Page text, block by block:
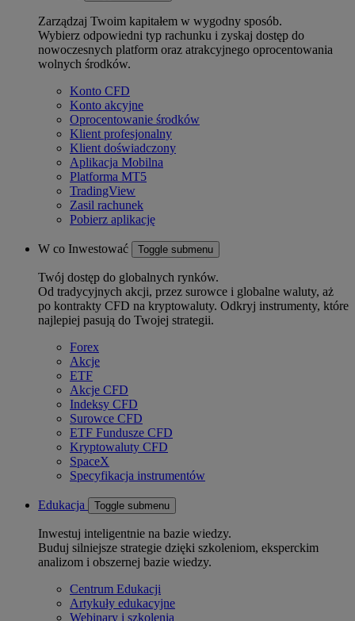
Zarządzaj Twoim kapitałem w wygodny sposób.
Wybierz odpowiedni typ rachunku i zyskaj dostęp do
nowoczesnych platform oraz atrakcyjnego oprocentowania
wolnych środków.
Konto CFD
Konto akcyjne
Oprocentowanie środków
Klient profesjonalny
Klient doświadczony
Aplikacja Mobilna
Platforma MT5
TradingView
Zasil rachunek
Pobierz aplikację
W co Inwestować Toggle submenu
Twój dostęp do globalnych rynków.
Od tradycyjnych akcji, przez surowce i globalne waluty, aż
po kontrakty CFD na kryptowaluty. Odkryj instrumenty, które
najlepiej pasują do Twojej strategii.
Forex
Akcje
ETF
Akcje CFD
Indeksy CFD
Surowce CFD
ETF Fundusze CFD
Kryptowaluty CFD
SpaceX
Specyfikacja instrumentów
Edukacja Toggle submenu
Inwestuj inteligentnie na bazie wiedzy.
Buduj silniejsze strategie dzięki szkoleniom, eksperckim
analizom i obszernej bazie wiedzy.
Centrum Edukacji
Artykuły edukacyjne
Webinary i szkolenia